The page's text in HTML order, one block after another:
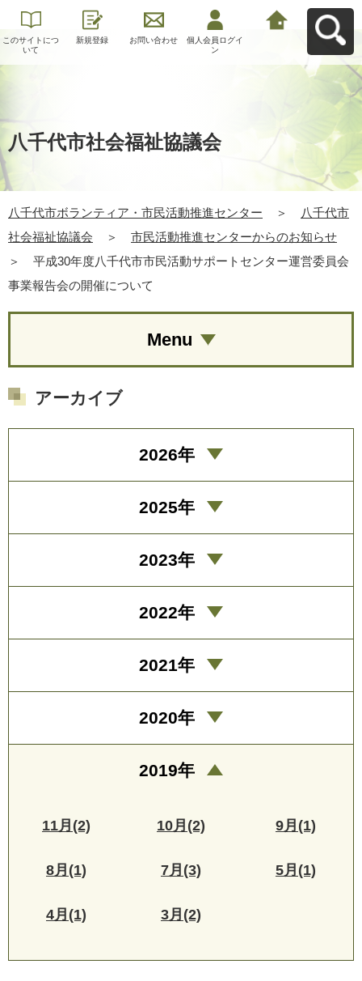
このサイトにつ
いて
新規登録 お問い合わせ
個人会員ログイ
ン
八千代市社会福祉協議会
八千代市ボランティア・市民活動推進センター ＞
八千代市
社会福祉協議会
＞
市民活動推進センターからのお知らせ
＞
平成30年度八千代市市民活動サポートセンター運営委員会
事業報告会の開催について
Menu
アーカイブ
2026年
2025年
2023年
2022年
2021年
2020年
2019年
11月(2) 10月(2) 9月(1)
8月(1) 7月(3) 5月(1)
4月(1) 3月(2)